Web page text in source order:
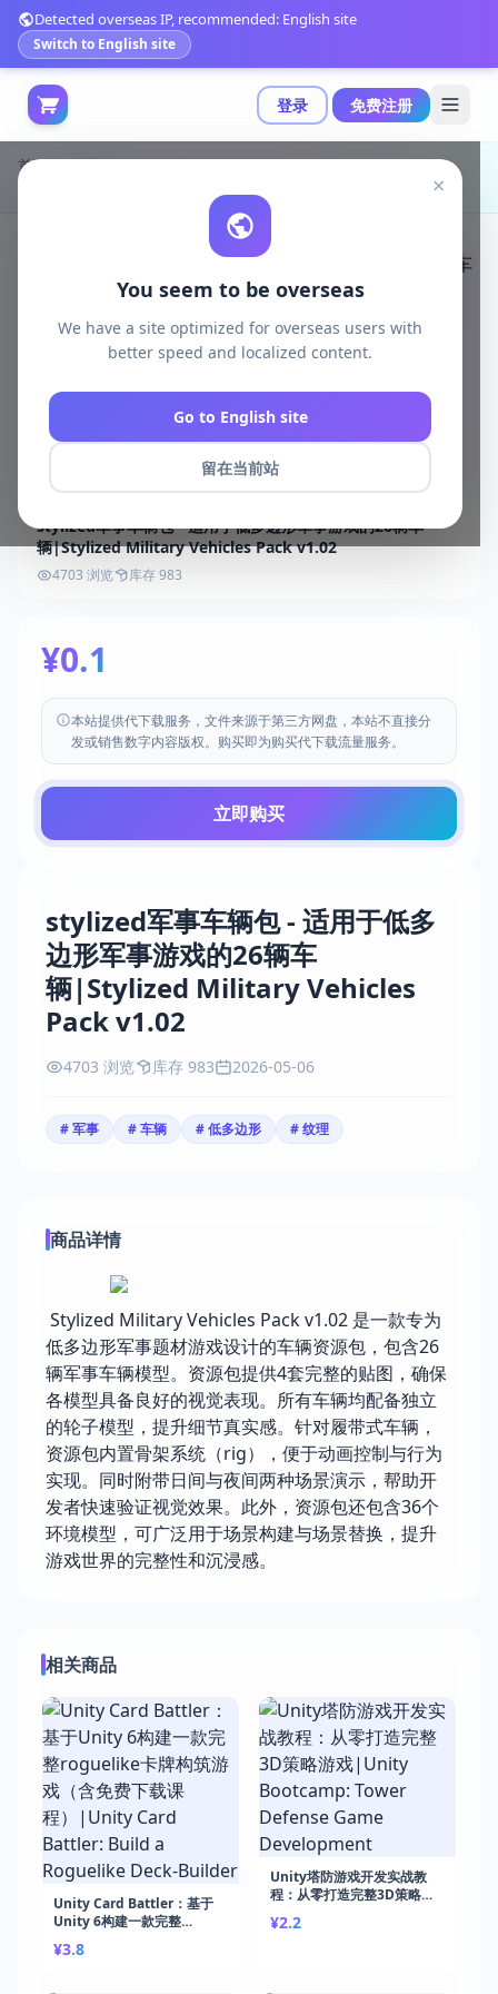
登录 免费注册
Detected overseas IP, recommended: English site
Switch to English site
×
You seem to be overseas
We have a site optimized for overseas users with
better speed and localized content.
Go to English site
留在当前站
首页 游戏开发 unity资源
Unity 3D-Models
stylized军事车辆包 - 适用于低多
边形军事游戏的26辆车
辆|Stylized Military Vehicles
Pack v1.02
4703 浏览 库存 983 2026-05-06
# 军事 # 车辆 # 低多边形 # 纹理
商品详情
Stylized Military Vehicles Pack v1.02 是一款专为
低多边形军事题材游戏设计的车辆资源包，包含26
辆军事车辆模型。资源包提供4套完整的贴图，确保
各模型具备良好的视觉表现。所有车辆均配备独立
的轮子模型，提升细节真实感。针对履带式车辆，
资源包内置骨架系统（rig），便于动画控制与行为
实现。同时附带日间与夜间两种场景演示，帮助开
发者快速验证视觉效果。此外，资源包还包含36个
环境模型，可广泛用于场景构建与场景替换，提升
游戏世界的完整性和沉浸感。
相关商品
Unity Card Battler：基于
Unity 6构建一款完整
免费下载课程）|Unity Card
¥3.8
Unity塔防游戏开发实战教
程：从零打造完整3D策略游
Defense Game
¥2.2
stylized军事车辆包 - 适用于低多边形军事游戏的26辆车
辆|Stylized Military Vehicles Pack v1.02
4703 浏览 库存 983
¥0.1
本站提供代下载服务，文件来源于第三方网盘，本站不直接分
发或销售数字内容版权。购买即为购买代下载流量服务。
立即购买